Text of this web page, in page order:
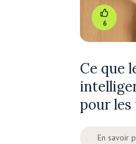
6
Ce que
pour les
En savoir